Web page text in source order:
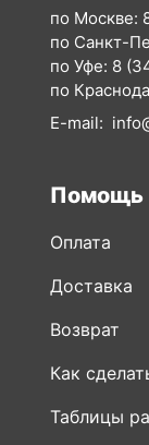
по Москве:
по Санкт-
по Уфе: 8
по
E-mail:
Помощь
Оплата
Доставка
Возврат
Как
Таблицы